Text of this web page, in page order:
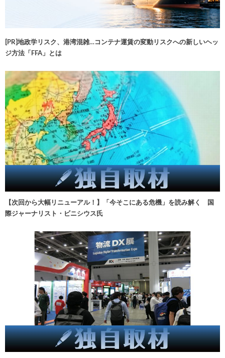
[PR]地政学リスク、港湾混雑…コンテナ運賃の変動リスクへの新しいヘッ
ジ方法「FFA」とは
【次回から大幅リニューアル！】「今そこにある危機」を読み解く 国
際ジャーナリスト・ビニシウス氏